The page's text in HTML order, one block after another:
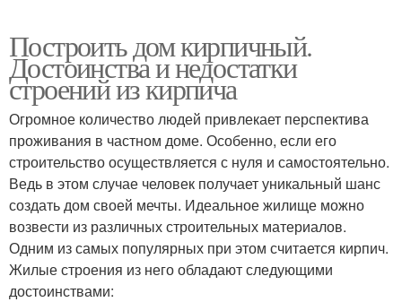
Построить дом кирпичный.
Достоинства и недостатки
строений из кирпича
Огромное количество людей привлекает перспектива
проживания в частном доме. Особенно, если его
строительство осуществляется с нуля и самостоятельно.
Ведь в этом случае человек получает уникальный шанс
создать дом своей мечты. Идеальное жилище можно
возвести из различных строительных материалов.
Одним из самых популярных при этом считается кирпич.
Жилые строения из него обладают следующими
достоинствами: